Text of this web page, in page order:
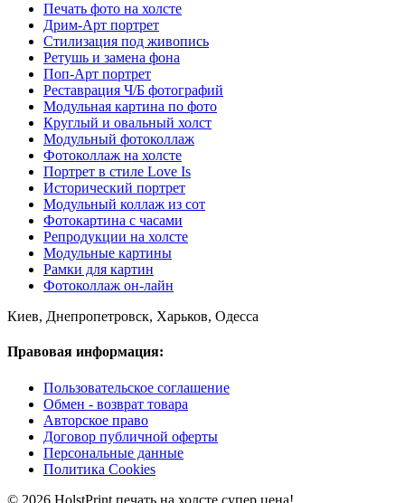
Печать фото на холсте
Дрим-Арт портрет
Стилизация под живопись
Ретушь и замена фона
Поп-Арт портрет
Реставрация Ч/Б фотографий
Модульная картина по фото
Круглый и овальный холст
Модульный фотоколлаж
Фотоколлаж на холсте
Портрет в стиле Love Is
Исторический портрет
Модульный коллаж из сот
Фотокартина с часами
Репродукции на холсте
Модульные картины
Рамки для картин
Фотоколлаж он-лайн
Киев, Днепропетровск, Харьков, Одесса
Правовая информация:
Пользовательское соглашение
Обмен - возврат товара
Авторское право
Договор публичной оферты
Персональные данные
Политика Cookies
© 2026 HolstPrint печать на холсте супер цена!